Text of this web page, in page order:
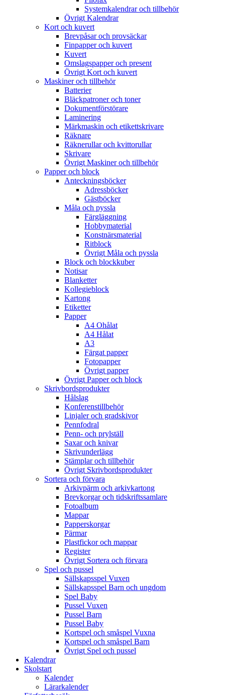
Systemkalendrar och tillbehör
Övrigt Kalendrar
Kort och kuvert
Brevpåsar och provsäckar
Finpapper och kuvert
Kuvert
Omslagspapper och present
Övrigt Kort och kuvert
Maskiner och tillbehör
Batterier
Bläckpatroner och toner
Dokumentförstörare
Laminering
Märkmaskin och etikettskrivare
Räknare
Räknerullar och kvittorullar
Skrivare
Övrigt Maskiner och tillbehör
Papper och block
Anteckningsböcker
Adressböcker
Gästböcker
Måla och pyssla
Färgläggning
Hobbymaterial
Konstnärsmaterial
Ritblock
Övrigt Måla och pyssla
Block och blockkuber
Notisar
Blanketter
Kollegieblock
Kartong
Etiketter
Papper
A4 Ohålat
A4 Hålat
A3
Färgat papper
Fotopapper
Övrigt papper
Övrigt Papper och block
Skrivbordsprodukter
Hålslag
Konferenstillbehör
Linjaler och gradskivor
Pennfodral
Penn- och prylställ
Saxar och knivar
Skrivunderlägg
Stämplar och tillbehör
Övrigt Skrivbordsprodukter
Sortera och förvara
Arkivpärm och arkivkartong
Brevkorgar och tidskriftssamlare
Fotoalbum
Mappar
Papperskorgar
Pärmar
Plastfickor och mappar
Register
Övrigt Sortera och förvara
Spel och pussel
Sällskapsspel Vuxen
Sällskapsspel Barn och ungdom
Spel Baby
Pussel Vuxen
Pussel Barn
Pussel Baby
Kortspel och småspel Vuxna
Kortspel och småspel Barn
Övrigt Spel och pussel
Kalendrar
Skolstart
Kalender
Lärarkalender